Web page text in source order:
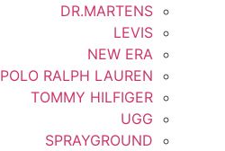
DR.MARTENS
LEVIS
NEW ERA
POLO RALPH LAUREN
TOMMY HILFIGER
UGG
SPRAYGROUND